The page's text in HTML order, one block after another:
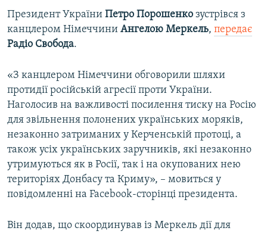
Президент України Петро Порошенко зустрівся з
канцлером Німеччини Ангелою Меркель, передає
Радіо Свобода.
«З канцлером Німеччини обговорили шляхи
протидії російській агресії проти України.
Наголосив на важливості посилення тиску на Росію
для звільнення полонених українських моряків,
незаконно затриманих у Керченській протоці, а
також усіх українських заручників, які незаконно
утримуються як в Росії, так і на окупованих нею
територіях Донбасу та Криму», – мовиться у
повідомленні на Facebook-сторінці президента.
Він додав, що скоординував із Меркель дії для